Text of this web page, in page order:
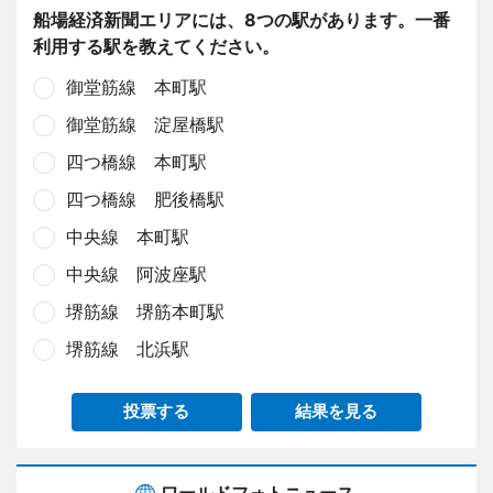
船場経済新聞エリアには、8つの駅があります。一番
利用する駅を教えてください。
御堂筋線 本町駅
御堂筋線 淀屋橋駅
四つ橋線 本町駅
四つ橋線 肥後橋駅
中央線 本町駅
中央線 阿波座駅
堺筋線 堺筋本町駅
堺筋線 北浜駅
投票する 結果を見る